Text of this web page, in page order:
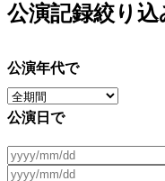
公演記録絞り込
公演年代で
公演日で